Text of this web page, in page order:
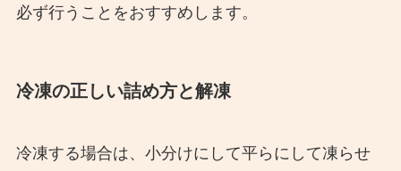
必ず行うことをおすすめします。
冷凍の正しい詰め方と解凍
冷凍する場合は、小分けにして平らにして凍らせ